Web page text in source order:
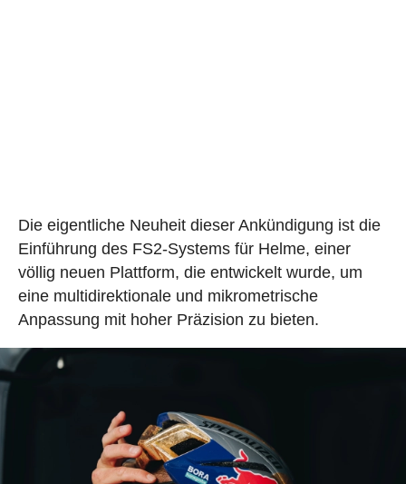
Die eigentliche Neuheit dieser Ankündigung ist die
Einführung des FS2-Systems für Helme, einer
völlig neuen Plattform, die entwickelt wurde, um
eine multidirektionale und mikrometrische
Anpassung mit hoher Präzision zu bieten.